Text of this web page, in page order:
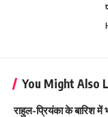
You Might Also
राहुल-प्रियंका के बारिश